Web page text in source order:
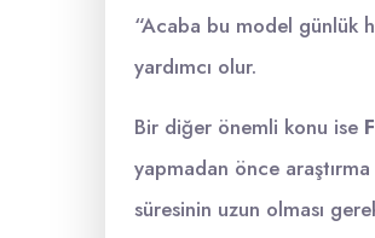
“Acaba bu model günlük
yardımcı olur.
Bir diğer önemli konu ise
yapmadan önce
süresinin uzun olması